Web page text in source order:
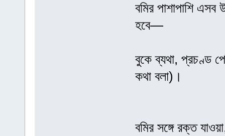
বমির পাশাপাশি এসব
হবে—
বুকে ব্যথা, প্রচণ্ড
কথা বলা)।
বমির সঙ্গে রক্ত